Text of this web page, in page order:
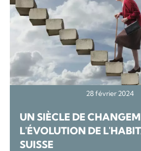
28 février 2024
UN SIÈCLE DE
L'ÉVOLUTION DE
SUISSE